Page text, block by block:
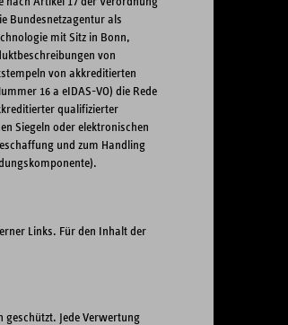
Bundesnetzagentur als
mit Sitz in Bonn,
von
von akkreditierten
16 a eIDAS-VO) die Rede
qualifizierter
Siegeln oder elektronischen
und zum Handling
Links. Für den Inhalt der
geschützt. Jede Verwertung